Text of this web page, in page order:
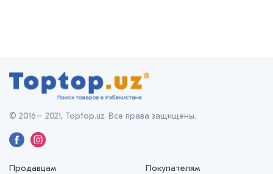
Продавцам Покупателям
© 2016– 2021, Toptop.uz. Все права защищены.